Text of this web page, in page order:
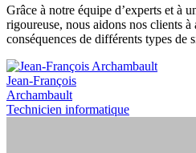
Grâce à notre équipe d’experts et à
rigoureuse, nous aidons nos clients à
conséquences de différents types de
Jean-François
Archambault
Technicien informatique